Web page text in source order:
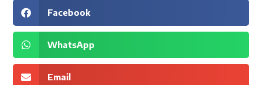
Facebook
WhatsApp
Email